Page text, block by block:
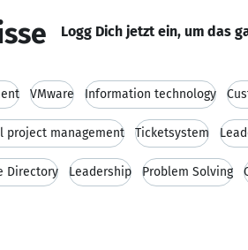
Logg Dich jetzt ein, um das
VMware Information technology
project management Ticketsystem
Directory Leadership Problem Solving